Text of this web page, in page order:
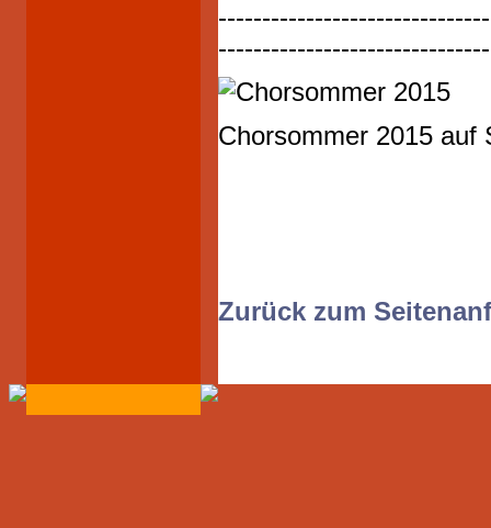
Chorsommer 2015 auf
Zurück zum